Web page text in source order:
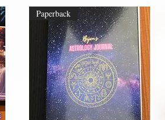
Paperback